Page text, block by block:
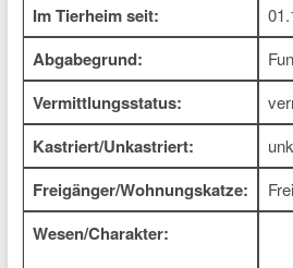
Im Tierheim seit:
Abgabegrund:
Vermittlungsstatus:
Kastriert/Unkastriert:
Freigänger/Wohnungskatze:
Wesen/Charakter: